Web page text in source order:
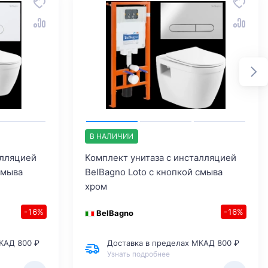
-16%
800 ₽
В НАЛИЧИИ
Комплект унитаза с инсталляцией
BelBagno Loto с кнопкой смыва
хром
BelBagno -16%
Доставка в пределах МКАД 800 ₽
Узнать подробнее